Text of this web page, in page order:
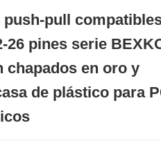
pull
26 pines serie
chapados en oro y
de plástico para